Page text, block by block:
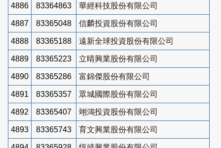
4886 83364863 華經科技股份有限公司
4887 83365048 信麟投資股份有限公司
4888 83365188 遠新全球投資股份有限公司
4889 83365223 立晴興業股份有限公司
4890 83365286 富錦傑股份有限公司
4891 83365357 眾城國際股份有限公司
4892 83365407 翊鴻投資股份有限公司
4893 83365743 育文興業股份有限公司